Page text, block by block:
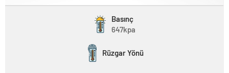
Basınç
647kpa
Rüzgar Yönü